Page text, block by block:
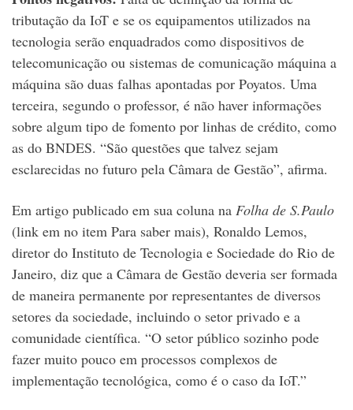
tributação da IoT e se os equipamentos utilizados na
tecnologia serão enquadrados como dispositivos de
telecomunicação ou sistemas de comunicação máquina a
máquina são duas falhas apontadas por Poyatos. Uma
terceira, segundo o professor, é não haver informações
sobre algum tipo de fomento por linhas de crédito, como
as do BNDES. “São questões que talvez sejam
esclarecidas no futuro pela Câmara de Gestão”, afirma.
Em artigo publicado em sua coluna na Folha de S.Paulo
(link em no item Para saber mais), Ronaldo Lemos,
diretor do Instituto de Tecnologia e Sociedade do Rio de
Janeiro, diz que a Câmara de Gestão deveria ser formada
de maneira permanente por representantes de diversos
setores da sociedade, incluindo o setor privado e a
comunidade científica. “O setor público sozinho pode
fazer muito pouco em processos complexos de
implementação tecnológica, como é o caso da IoT.”